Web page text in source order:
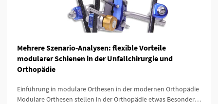
Mehrere Szenario-Analysen: flexible Vorteile
modularer Schienen in der Unfallchirurgie und
Orthopädie
Einführung in modulare Orthesen in der modernen Orthopädie
Modulare Orthesen stellen in der Orthopädie etwas Besonderes